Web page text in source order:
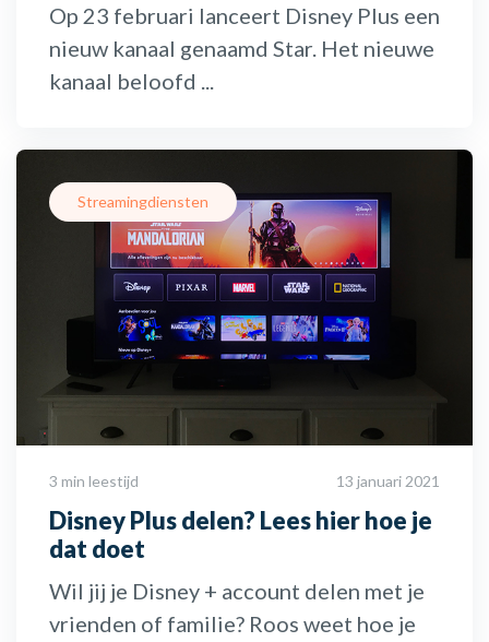
Op 23 februari lanceert Disney Plus een
nieuw kanaal genaamd Star. Het nieuwe
kanaal beloofd ...
Streamingdiensten
3 min leestijd 13 januari 2021
Disney Plus delen? Lees hier hoe je
dat doet
Wil jij je Disney + account delen met je
vrienden of familie? Roos weet hoe je